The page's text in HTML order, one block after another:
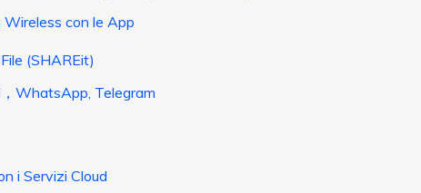
con le App
(SHAREit)
WhatsApp, Telegram
i Servizi Cloud